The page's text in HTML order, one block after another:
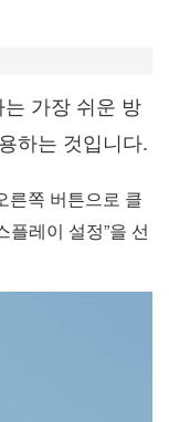
가장 쉬운 방
하는 것입니다.
른쪽 버튼으로 클
플레이 설정”을 선